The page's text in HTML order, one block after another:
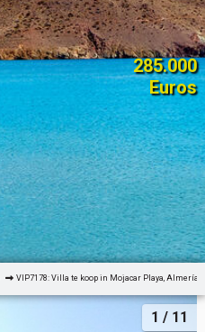
285.000
Euros
VIP7178: Villa te koop in Mojacar Playa, Almería
1 / 11